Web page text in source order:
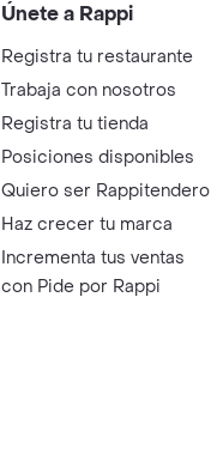
Únete a Rappi
Registra tu restaurante
Trabaja con nosotros
Registra tu tienda
Posiciones disponibles
Quiero ser Rappitendero
Haz crecer tu marca
Incrementa tus ventas
con Pide por Rappi